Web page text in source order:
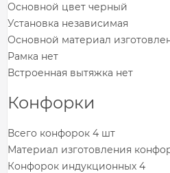
Основной цвет черный
Установка независимая
Основной материал
Рамка нет
Встроенная вытяжка нет
Конфорки
Всего конфорок 4 шт
Материал изготовления
Конфорок индукционных 4